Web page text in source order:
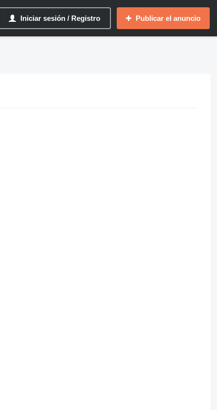
Iniciar sesión / Registro Publicar el anuncio